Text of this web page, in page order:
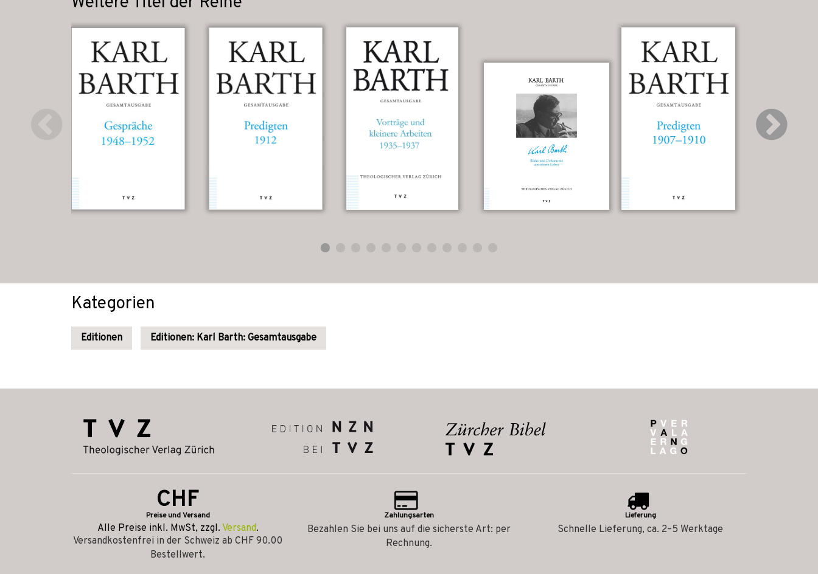
Kategorien
Editionen Editionen: Karl Barth: Gesamtausgabe
CHF
Preise und Versand
Alle Preise inkl. MwSt, zzgl. Versand.
Versandkostenfrei in der Schweiz ab CHF 90.00
Bestellwert.
Zahlungsarten
Bezahlen Sie bei uns auf die sicherste Art: per
Rechnung.
Lieferung
Schnelle Lieferung, ca. 2–5 Werktage